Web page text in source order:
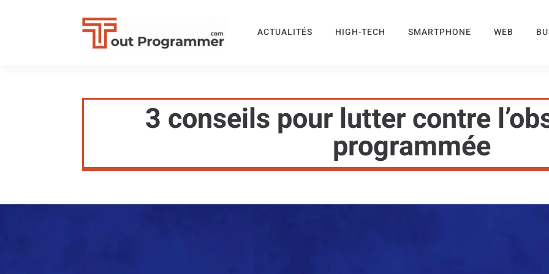
ACTUALITÉS HIGH-TECH SMARTPHONE WEB
3 conseils pour lutter contre
programmée